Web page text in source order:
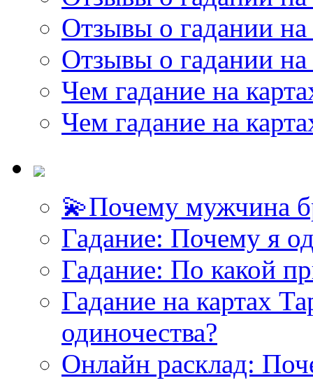
Отзывы о гадании на
Отзывы о гадании на
Чем гадание на
Чем гадание на
💫Почему мужчина
Гадание: Почему я
Гадание: По какой
Гадание на картах
одиночества?
Онлайн расклад: